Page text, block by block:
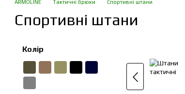
ARMOLINE Тактичні брюки Спортивні штани
Спортивні штани
Колір